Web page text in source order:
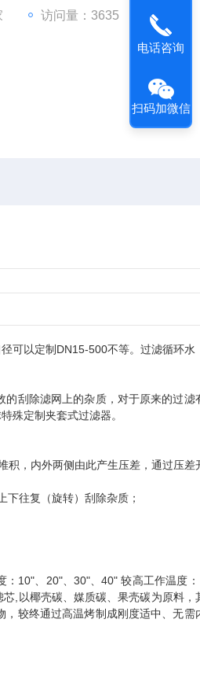
访问量：3635
可以定制DN15-500不等。过滤循环水
刮除滤网上的杂质，对于原来的过滤
殊定制夹套式过滤器。
积，内外两侧由此产生压差，通过压差
往复（旋转）刮除杂质；
：10"、20"、30"、40" 较高工作温度
,以椰壳碳、媒质碳、果壳碳为原料，
较终通过高温烤制成刚度适中、无需
电话咨询
扫码加微信